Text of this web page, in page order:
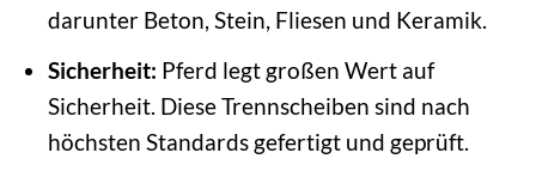
darunter Beton, Stein, Fliesen und Keramik.
Sicherheit: Pferd legt großen Wert auf
Sicherheit. Diese Trennscheiben sind nach
höchsten Standards gefertigt und geprüft.